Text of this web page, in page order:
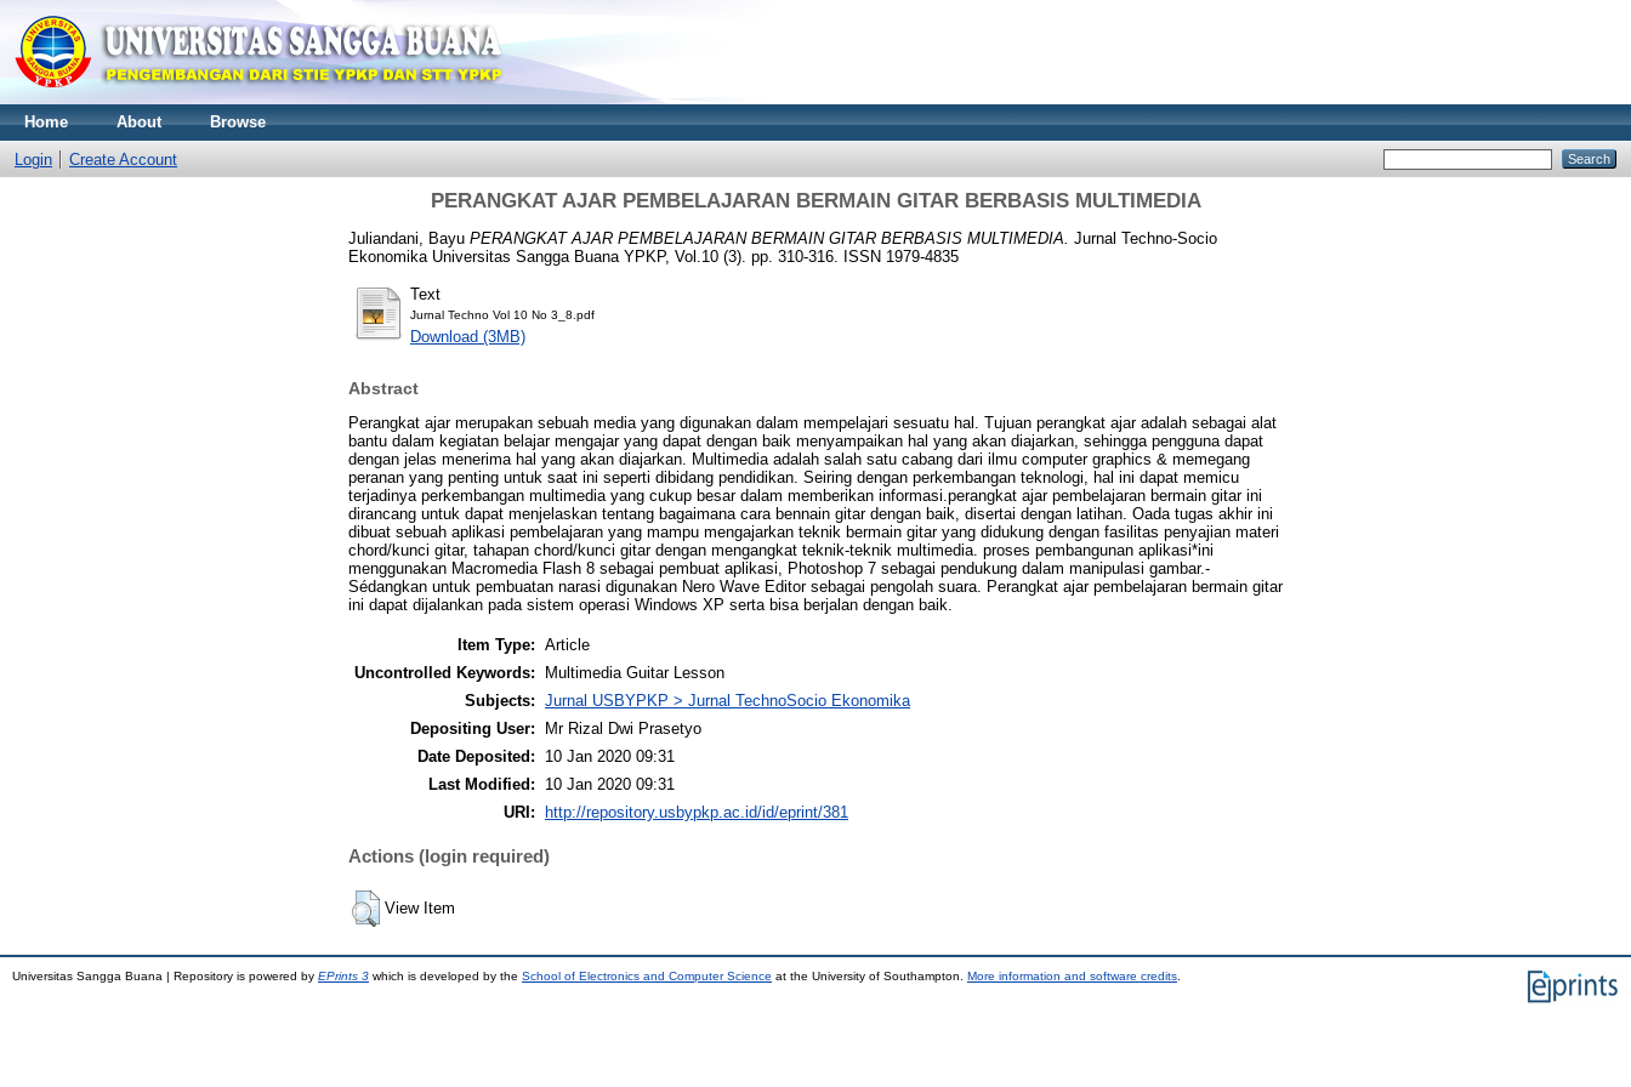
Home About Browse
Login Create Account
PERANGKAT AJAR PEMBELAJARAN BERMAIN GITAR BERBASIS MULTIMEDIA
Juliandani, Bayu PERANGKAT AJAR PEMBELAJARAN BERMAIN GITAR BERBASIS MULTIMEDIA. Jurnal Techno-Socio
Ekonomika Universitas Sangga Buana YPKP, Vol.10 (3). pp. 310-316. ISSN 1979-4835
Text
Jurnal Techno Vol 10 No 3_8.pdf
Download (3MB)
Abstract
Perangkat ajar merupakan sebuah media yang digunakan dalam mempelajari sesuatu hal. Tujuan perangkat ajar adalah sebagai alat
bantu dalam kegiatan belajar mengajar yang dapat dengan baik menyampaikan hal yang akan diajarkan, sehingga pengguna dapat
dengan jelas menerima hal yang akan diajarkan. Multimedia adalah salah satu cabang dari ilmu computer graphics & memegang
peranan yang penting untuk saat ini seperti dibidang pendidikan. Seiring dengan perkembangan teknologi, hal ini dapat memicu
terjadinya perkembangan multimedia yang cukup besar dalam memberikan informasi.perangkat ajar pembelajaran bermain gitar ini
dirancang untuk dapat menjelaskan tentang bagaimana cara bennain gitar dengan baik, disertai dengan latihan. Oada tugas akhir ini
dibuat sebuah aplikasi pembelajaran yang mampu mengajarkan teknik bermain gitar yang didukung dengan fasilitas penyajian materi
chord/kunci gitar, tahapan chord/kunci gitar dengan mengangkat teknik-teknik multimedia. proses pembangunan aplikasi*ini
menggunakan Macromedia Flash 8 sebagai pembuat aplikasi, Photoshop 7 sebagai pendukung dalam manipulasi gambar.-
Sédangkan untuk pembuatan narasi digunakan Nero Wave Editor sebagai pengolah suara. Perangkat ajar pembelajaran bermain gitar
ini dapat dijalankan pada sistem operasi Windows XP serta bisa berjalan dengan baik.
Item Type: Article
Uncontrolled Keywords:
Multimedia Guitar Lesson
Subjects: Jurnal USBYPKP > Jurnal TechnoSocio Ekonomika
Depositing User:
Mr Rizal Dwi Prasetyo
Date Deposited:
10 Jan 2020 09:31
Last Modified:
10 Jan 2020 09:31
URI:
http://repository.usbypkp.ac.id/id/eprint/381
Actions (login required)
View Item
Universitas Sangga Buana | Repository is powered by EPrints 3 which is developed by the School of Electronics and Computer Science at the University of Southampton. More information and software credits